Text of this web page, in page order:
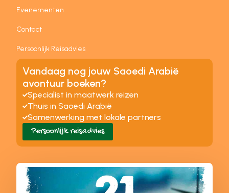
Evenementen
Contact
Persoonlijk Reisadvies
Vandaag nog jouw Saoedi Arabië
avontuur boeken?
Specialist in maatwerk reizen
Thuis in Saoedi Arabië
Samenwerking met lokale partners
Persoonlijk reisadvies